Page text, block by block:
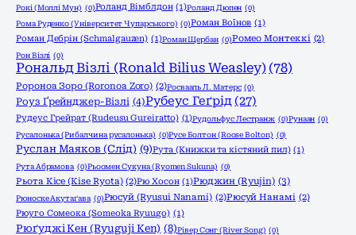
Рокі (Моллі Мун) (0)Роланд Вімблдон (1)Роланд Дюпен (0)
Рома Руденко (Університет Чупарського) (0)Роман Воїнов (1)
Роман Дебрін (Schmalgauzen) (1)Роман Щербан (0)Ромео Монтеккі (2)
Рон Візлі (0)
Рональд Візлі (Ronald Bilius Weasley) (78)
Ророноа Зоро (Roronoa Zoro) (2)Росвааль Л. Матерс (0)
Роуз Ґрейнджер-Візлі (4)Рубеус Геґрід (27)
Рудеус Грейрат (Rudeusu Gureiratto) (1)Рудольфус Лестранж (0)Рунаан (0)
Русалонька (Рибалчина русалонька) (0)Русе Болтон (Roose Bolton) (0)
Руслан Маяков (Слід) (9)Рута (Книжки та кістяний пил) (1)
Рута Абрамова (0)Рьоомен Сукуна (Ryomen Sukuna) (0)
Рьота Кісе (Kise Ryota) (2)Рю Хосон (1)Рюджин (Ryujin) (3)
Рюноске Акутаґава (0)Рюсуй (Ryusui Nanami) (2)Рюсуй Нанамі (2)
Рюуго Сомеока (Someoka Ryuugo) (1)
Рюґуджі Кен (Ryuguji Ken) (8)Рівер Сонг (River Song) (0)